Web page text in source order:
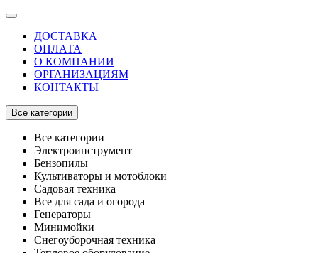
ДОСТАВКА
ОПЛАТА
О КОМПАНИИ
ОРГАНИЗАЦИЯМ
КОНТАКТЫ
Все категории
Все категории
Электроинструмент
Бензопилы
Культиваторы и мотоблоки
Садовая техника
Все для сада и огорода
Генераторы
Минимойки
Снегоуборочная техника